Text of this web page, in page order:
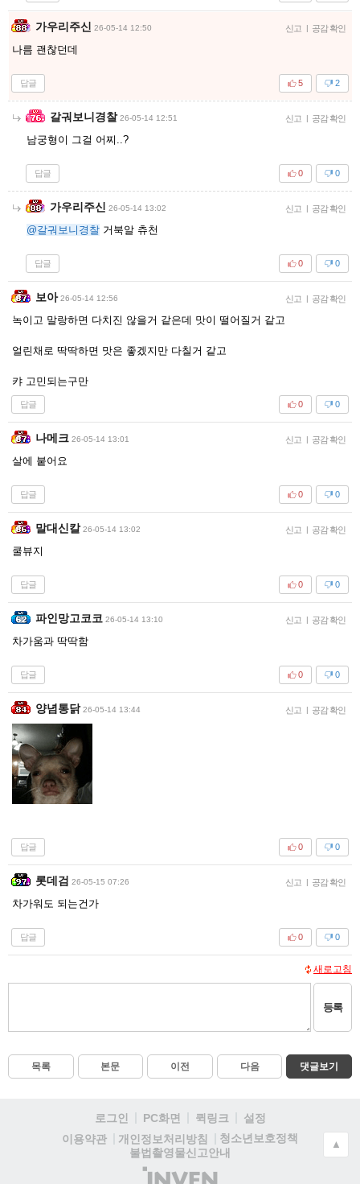
가우리주신 26-05-14 12:50 신고 | 공감 확인
나름 괜찮던데
답글 2
5
갈궈보니경찰 26-05-14 12:51 신고 | 공감 확인
남궁형이 그걸 어찌..?
답글 0
0
가우리주신 26-05-14 13:02 신고 | 공감 확인
@갈궈보니경찰 거북알 츄천
답글 0
0
보아 26-05-14 12:56 신고 | 공감 확인
녹이고 말랑하면 다치진 않을거 같은데 맛이 떨어질거 같고
얼린채로 딱딱하면 맛은 좋겠지만 다칠거 같고
캬 고민되는구만
답글 0
0
나메크 26-05-14 13:01 신고 | 공감 확인
살에 붙어요
답글 0
0
말대신칼 26-05-14 13:02 신고 | 공감 확인
쿨뷰지
답글 0
0
파인망고코코 26-05-14 13:10 신고 | 공감 확인
차가움과 딱딱함
답글 0
0
양념통닭 26-05-14 13:44 신고 | 공감 확인
답글 0
0
롯데검 26-05-15 07:26 신고 | 공감 확인
차가워도 되는건가
답글 0
0
새로고침
등록
목록 본문 이전 다음 댓글보기
로그인 PC화면 퀵링크
설정
이용약관
개인정보처리방침
청소년보호정책
불법촬영물신고안내
(주)
▲